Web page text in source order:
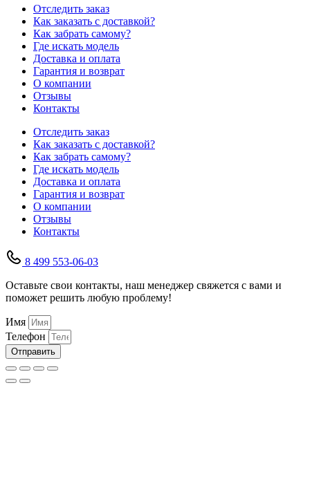
Отследить заказ
Как заказать с доставкой?
Как забрать самому?
Где искать модель
Доставка и оплата
Гарантия и возврат
О компании
Отзывы
Контакты
Отследить заказ
Как заказать с доставкой?
Как забрать самому?
Где искать модель
Доставка и оплата
Гарантия и возврат
О компании
Отзывы
Контакты
8 499 553-06-03
Оставьте свои контакты, наш менеджер свяжется с вами и
поможет решить любую проблему!
Имя
Телефон
Отправить